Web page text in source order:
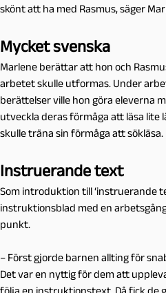
skönt att ha med Rasmus, säger
Mycket svenska
Marlene berättar att hon och
arbetet skulle utformas. Under
berättelser ville hon göra eleverna
utveckla deras förmåga att läsa
skulle träna sin förmåga att sökläsa.
Instruerande text
Som introduktion till ‘instruerande
instruktionsblad med en
punkt.
– Först gjorde barnen allting för
Det var en nyttig för dem att
följa en instruktionstext. Då fick de